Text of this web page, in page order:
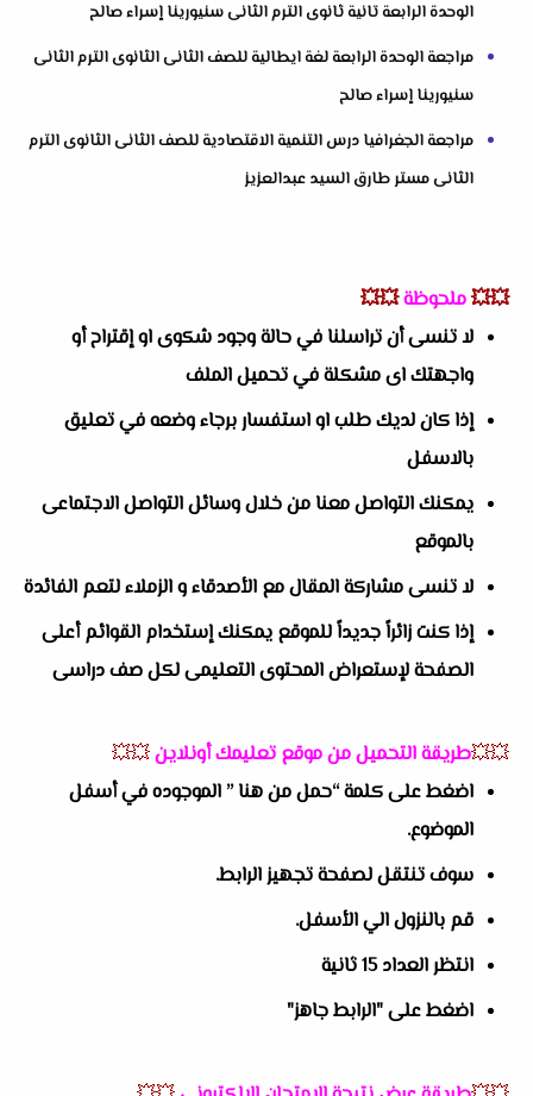
الوحدة الرابعة تانية ثانوى الترم الثانى سنيورينا إسراء صالح
مراجعة الوحدة الرابعة لغة ايطالية للصف الثانى الثانوى الترم الثانى
سنيورينا إسراء صالح
مراجعة الجغرافيا درس التنمية الاقتصادية للصف الثانى الثانوى الترم
الثانى مستر طارق السيد عبدالعزيز
💥💥ملحوظة💥💥
لا تنسى أن تراسلنا في حالة وجود شكوى او إقتراح أو
واجهتك اى مشكلة في تحميل الملف
إذا كان لديك طلب او استفسار برجاء وضعه في تعليق
بالاسفل
يمكنك التواصل معنا من خلال وسائل التواصل الاجتماعى
بالموقع
لا تنسى مشاركة المقال مع الأصدقاء و الزملاء لتعم الفائدة
إذا كنت زائراً جديداً للموقع يمكنك إستخدام القوائم أعلى
الصفحة لإستعراض المحتوى التعليمى لكل صف دراسى
💥💥طريقة التحميل من موقع تعليمك أونلاين💥💥
اضغط على كلمة “حمل من هنا ” الموجوده في أسفل
الموضوع.
سوف تنتقل لصفحة تجهيز الرابط.
قم بالنزول الي الأسفل.
انتظر العداد 15 ثانية
اضغط على "الرابط جاهز"